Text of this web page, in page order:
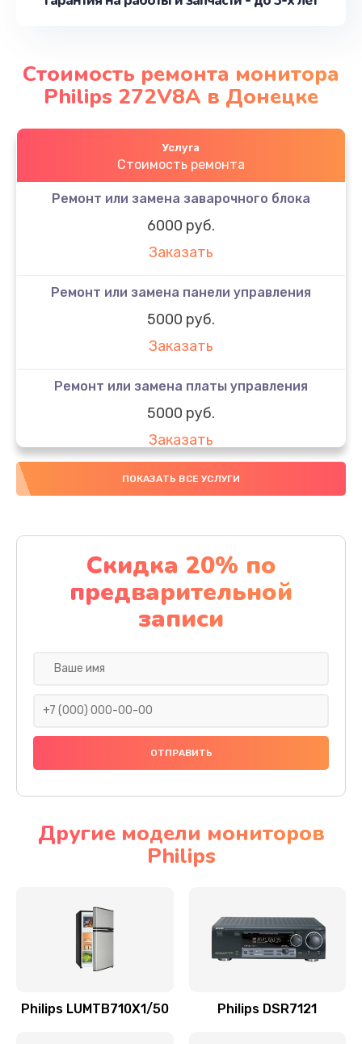
Стоимость ремонта монитора
Philips 272V8A в Донецке
Услуга
Стоимость ремонта
Ремонт или замена заварочного блока
6000 руб.
Заказать
Ремонт или замена панели управления
5000 руб.
Заказать
Ремонт или замена платы управления
5000 руб.
Заказать
Ремонт или замена термоблока
Заказать
Ремонт привода варочного блока
4000 руб.
Заказать
Замена термодатчиков
Замена клапанов
Замена микропереключателей
Заказать
ПОКАЗАТЬ ВСЕ УСЛУГИ
Скидка 20% по
предварительной
записи
Другие модели мониторов
Philips
Philips LUMTB710X1/50 Philips DSR7121